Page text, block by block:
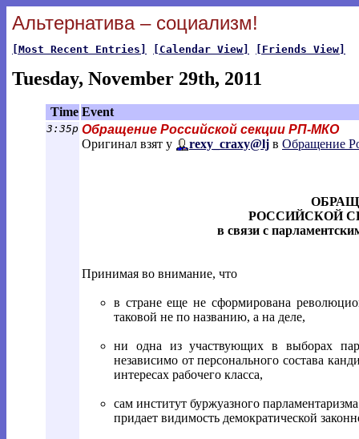
Альтернатива – социализм!
[Most Recent Entries] [Calendar View] [Friends View]
Tuesday, November 29th, 2011
Time Event
3:35p Обращение Российской секции РП-МКО
Оригинал взят у
rexy_craxy@lj в Обращение
РОССИЙСКОЙ
в связи с
Принимая во внимание, что
в стране еще не сформирована
таковой не по названию, а на деле,
ни одна из участвующих в выборах
независимо от персонального состава
интересах рабочего класса,
сам институт буржуазного
придает видимость демократической